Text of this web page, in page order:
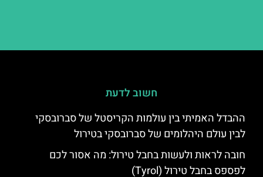
חשוב לדעת
ההבדל האמיתי בין עולמות הקריסטל של סברובסקי
לבין עולם היהלומים של סברובסקי בטירול
חובה לראות ולעשות בחבל טירול: מה אסור לכם
לפספס בחבל טירול (Tyrol)